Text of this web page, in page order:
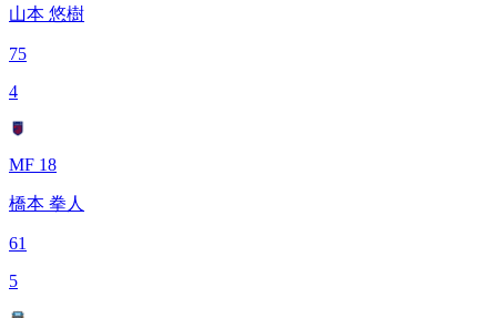
山本 悠樹
75
4
MF 18
橋本 拳人
61
5